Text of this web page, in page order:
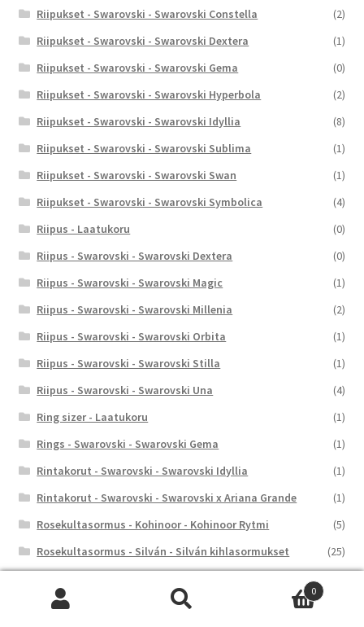
Riipukset - Swarovski - Swarovski Constella
(2)
Riipukset - Swarovski - Swarovski Dextera
(1)
Riipukset - Swarovski - Swarovski Gema
(0)
Riipukset - Swarovski - Swarovski Hyperbola
(2)
Riipukset - Swarovski - Swarovski Idyllia
(8)
Riipukset - Swarovski - Swarovski Sublima
(1)
Riipukset - Swarovski - Swarovski Swan
(1)
Riipukset - Swarovski - Swarovski Symbolica
(4)
Riipus - Laatukoru
(0)
Riipus - Swarovski - Swarovski Dextera
(0)
Riipus - Swarovski - Swarovski Magic
(1)
Riipus - Swarovski - Swarovski Millenia
(2)
Riipus - Swarovski - Swarovski Orbita
(1)
Riipus - Swarovski - Swarovski Stilla
(1)
Riipus - Swarovski - Swarovski Una
(4)
Ring sizer - Laatukoru
(1)
Rings - Swarovski - Swarovski Gema
(1)
Rintakorut - Swarovski - Swarovski Idyllia
(1)
Rintakorut - Swarovski - Swarovski x Ariana Grande
(1)
Rosekultasormus - Kohinoor - Kohinoor Rytmi
(5)
Rosekultasormus - Silván - Silván kihlasormukset
(25)
Säästölipas - Nordahl Andersen
0